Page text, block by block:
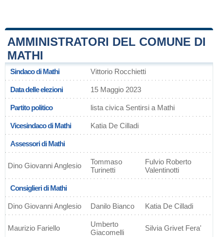
AMMINISTRATORI DEL COMUNE DI
MATHI
Sindaco di Mathi Vittorio Rocchietti
Data delle elezioni 15 Maggio 2023
Partito politico lista civica Sentirsi a Mathi
Vicesindaco di Mathi Katia De Cilladi
Assessori di Mathi
Dino Giovanni Anglesio
Tommaso
Turinetti
Fulvio Roberto
Valentinotti
Consiglieri di Mathi
Dino Giovanni Anglesio Danilo Bianco Katia De Cilladi
Maurizio Fariello
Umberto
Giacomelli
Silvia Grivet Fera'